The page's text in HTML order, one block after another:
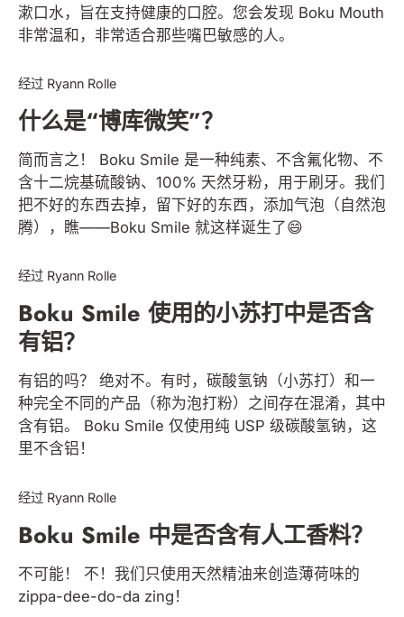
漱口水，旨在支持健康的口腔。您会发现 Boku Mouth
非常温和，非常适合那些嘴巴敏感的人。
经过 Ryann Rolle
什么是“博库微笑”？
简而言之！ Boku Smile 是一种纯素、不含氟化物、不
含十二烷基硫酸钠、100% 天然牙粉，用于刷牙。我们
把不好的东西去掉，留下好的东西，添加气泡（自然泡
腾），瞧——Boku Smile 就这样诞生了😄
经过 Ryann Rolle
Boku Smile 使用的小苏打中是否含
有铝？
有铝的吗？ 绝对不。有时，碳酸氢钠（小苏打）和一
种完全不同的产品（称为泡打粉）之间存在混淆，其中
含有铝。 Boku Smile 仅使用纯 USP 级碳酸氢钠，这
里不含铝！
经过 Ryann Rolle
Boku Smile 中是否含有人工香料？
不可能！ 不！我们只使用天然精油来创造薄荷味的
zippa-dee-do-da zing！